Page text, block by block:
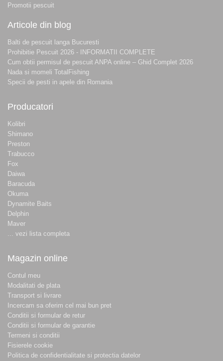
Promotii pescuit
Articole din blog
Balti de pescuit langa Bucuresti
Prohibitie Pescuit 2026 - INFORMATII COMPLETE
Cum obtii permisul de pescuit ANPA online – Ghid Complet 2026
Nada si momeli TotalFishing
Specii de pesti in apele din Romania
Producatori
Kolibri
Shimano
Preston
Trabucco
Fox
Daiwa
Baracuda
Okuma
Dynamite Baits
Delphin
Maver
... vezi lista completa
Magazin online
Contul meu
Modalitati de plata
Transport si livrare
Incercam sa oferim cel mai bun pret
Conditii si formular de retur
Conditii si formular de garantie
Termeni si conditii
Fisierele cookie
Politica de confidentialitate si protectia datelor